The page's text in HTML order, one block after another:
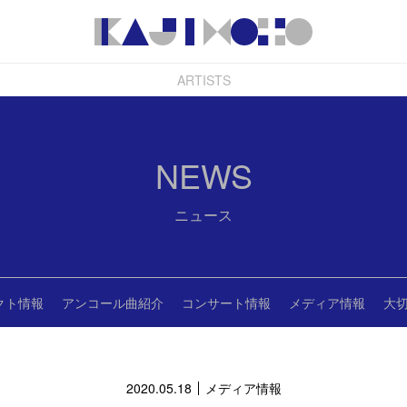
ARTISTS
NEWS
ニュース
ト情報 アンコール曲紹介 コンサート情報 メディア情報 大
2020.05.18 メディア情報